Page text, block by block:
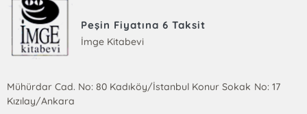
Peşin Fiyatına 6 Taksit
İmge Kitabevi
Mühürdar Cad. No: 80 Kadıköy/İstanbul Konur Sokak No: 17
Kızılay/Ankara